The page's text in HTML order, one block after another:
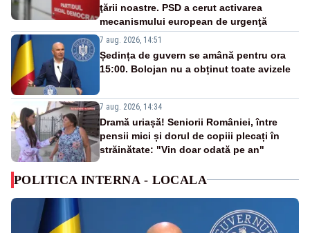
ţării noastre. PSD a cerut activarea
mecanismului european de urgenţă
7 aug. 2026, 14:51
Ședința de guvern se amână pentru ora
15:00. Bolojan nu a obținut toate avizele
7 aug. 2026, 14:34
Dramă uriașă! Seniorii României, între
pensii mici și dorul de copiii plecați în
străinătate: "Vin doar odată pe an"
POLITICA INTERNA - LOCALA